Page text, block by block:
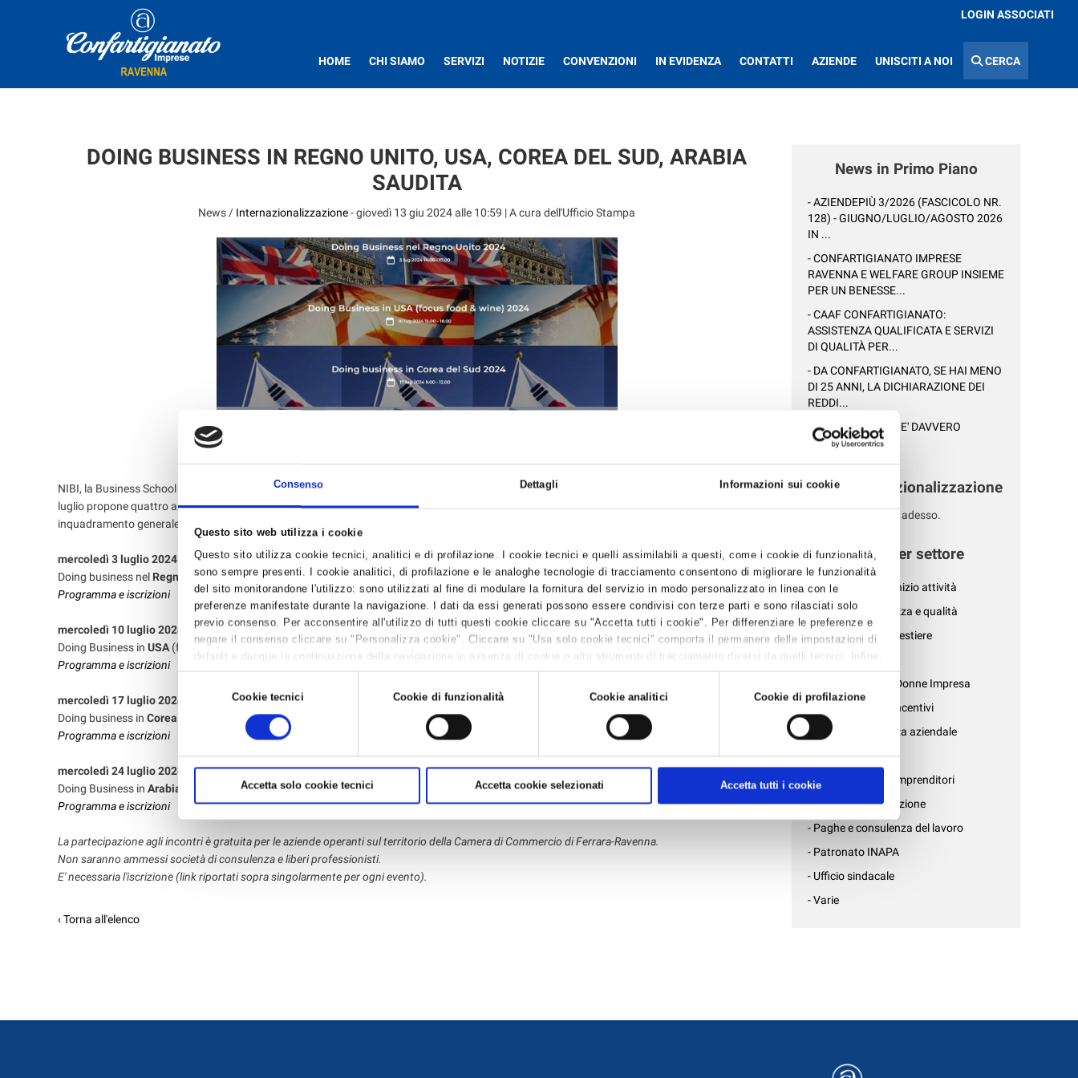
Consenso Dettagli Informazioni sui cookie
Questo sito web utilizza i cookie
Questo sito utilizza cookie tecnici, analitici e di profilazione. I cookie tecnici e quelli assimilabili a questi, come i cookie di funzionalità,
sono sempre presenti. I cookie analitici, di profilazione e le analoghe tecnologie di tracciamento consentono di migliorare le funzionalità
del sito monitorandone l'utilizzo: sono utilizzati al fine di modulare la fornitura del servizio in modo personalizzato in linea con le
preferenze manifestate durante la navigazione. I dati da essi generati possono essere condivisi con terze parti e sono rilasciati solo
previo consenso. Per acconsentire all'utilizzo di tutti questi cookie cliccare su "Accetta tutti i cookie". Per differenziare le preferenze e
negare il consenso cliccare su "Personalizza cookie". Cliccare su "Usa solo cookie tecnici" comporta il permanere delle impostazioni di
default e dunque la continuazione della navigazione in assenza di cookie o altri strumenti di tracciamento diversi da quelli tecnici. Infine,
per avere maggiori informazioni, leggere laCookie policy.
del
Cookie tecnici Cookie di funzionalità Cookie analitici Cookie di profilazione
Accetta solo cookie tecnici Accetta cookie selezionati Accetta tutti i cookie
LOGIN ASSOCIATI
HOME CHI SIAMO SERVIZI NOTIZIE CONVENZIONI IN EVIDENZA CONTATTI AZIENDE UNISCITI A NOI CERCA
DOING BUSINESS IN REGNO UNITO, USA, COREA DEL SUD, ARABIA
SAUDITA
News / Internazionalizzazione-giovedì 13 giu 2024 alle 10:59 | A cura dell'Ufficio Stampa
NIBI, la Business School di PROMOS Italia - la Società del Sistema delle Camere di Commercio italiane per l'internazionalizzazione - nel mese di
luglio propone quattro appuntamenti online dedicati a Regno Unito, Usa, Corea del Sud e Arabia Saudita, con l'obiettivo di dare alle aziende un
inquadramento generale dei mercati e informazioni utili alle imprese interessate ad approfondire le modalità di ingresso e di sviluppo del business.
mercoledì 3 luglio 2024 dalle ore 14 alle 17
Doing business nel Regno Unito
Programma e iscrizioni
mercoledì 10 luglio 2024
dalle ore 15 alle 18
Doing Business in USA (focus food & wine)
Programma e iscrizioni
mercoledì 17 luglio 2024
dalle ore 9 alle 12
Doing business in Corea del Sud
Programma e iscrizioni
mercoledì 24 luglio 2024
dalle ore 9.30 alle 12.30
Doing Business in Arabia Saudita
(focus arredo & hospitality)
Programma e iscrizioni
La partecipazione agli incontri è gratuita per le aziende operanti sul territorio della Camera di Commercio di Ferrara-Ravenna.
Non saranno ammessi società di consulenza e liberi professionisti.
E' necessaria l'iscrizione (link riportati sopra singolarmente per ogni evento).
‹ Torna all'elenco
News in Primo Piano
- AZIENDEPIÙ 3/2026 (FASCICOLO NR.
128) - GIUGNO/LUGLIO/AGOSTO 2026
IN ...
- CONFARTIGIANATO IMPRESE
RAVENNA E WELFARE GROUP INSIEME
PER UN BENESSE...
- CAAF CONFARTIGIANATO:
ASSISTENZA QUALIFICATA E SERVIZI
DI QUALITÀ PER...
- DA CONFARTIGIANATO, SE HAI MENO
DI 25 ANNI, LA DICHIARAZIONE DEI
REDDI...
- LA TUA AZIENDA E' DAVVERO
SOSTENIBILE?...
Altre Internazionalizzazione
Nessuna news per adesso.
News per settore
- Affari generali e inizio attività
- Ambiente, sicurezza e qualità
- Associazioni di mestiere
- AziendePiù
- Confartigianato Donne Impresa
- Credito, bandi e incentivi
- Fisco e consulenza aziendale
- Formazione
- Gruppo Giovani Imprenditori
- Internazionalizzazione
- Paghe e consulenza del lavoro
- Patronato INAPA
- Ufficio sindacale
- Varie